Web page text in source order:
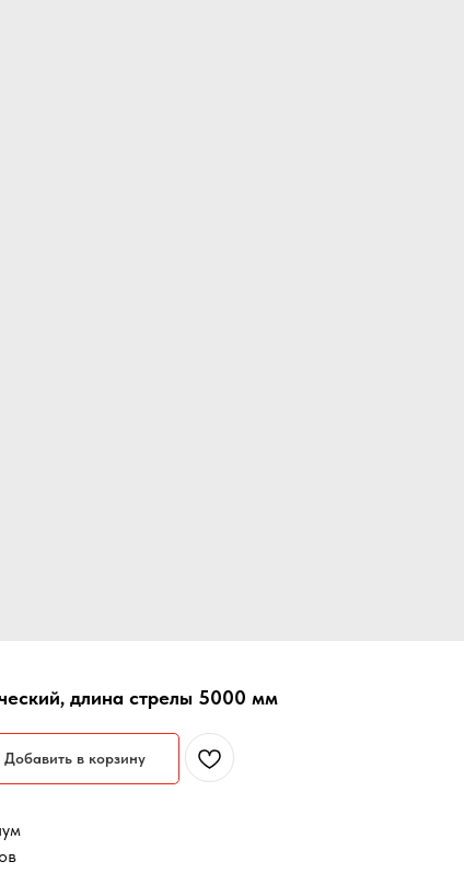
длина стрелы 5000 мм
Добавить в корзину